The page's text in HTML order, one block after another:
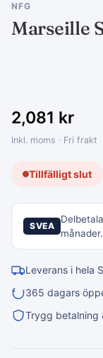
NFG
Marseille
2,081 kr
Inkl. moms · Fri frakt
Tillfälligt slut
SVEA
månader.
Leverans i hela
365 dagars
Trygg betalning